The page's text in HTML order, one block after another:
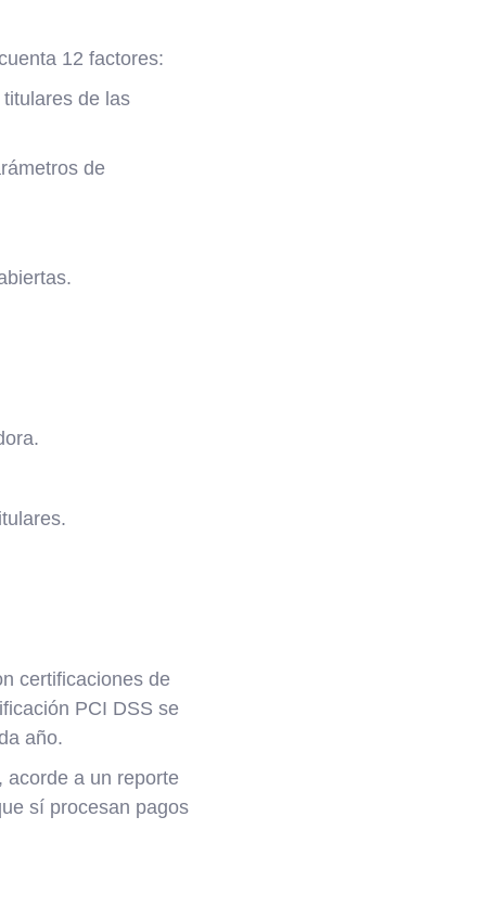
12 factores:
de las
de
certificaciones de
PCI DSS se
año.
acorde a un reporte
sí procesan pagos